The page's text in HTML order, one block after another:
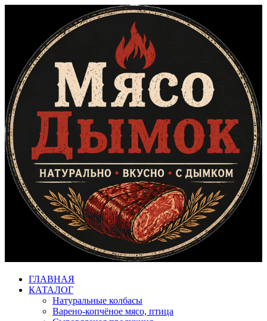
содержимому
ГЛАВНАЯ
КАТАЛОГ
Натуральные колбасы
Варено-копчёное мясо, птица